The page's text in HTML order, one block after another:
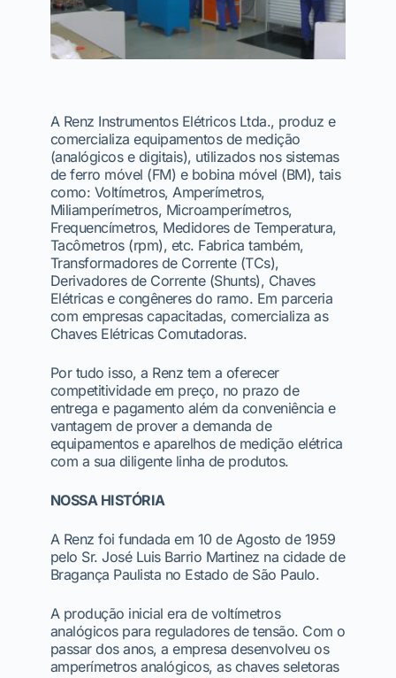
A Renz Instrumentos Elétricos Ltda., produz e
comercializa equipamentos de medição
(analógicos e digitais), utilizados nos sistemas
de ferro móvel (FM) e bobina móvel (BM), tais
como: Voltímetros, Amperímetros,
Miliamperímetros, Microamperímetros,
Frequencímetros, Medidores de Temperatura,
Tacômetros (rpm), etc. Fabrica também,
Transformadores de Corrente (TCs),
Derivadores de Corrente (Shunts), Chaves
Elétricas e congêneres do ramo. Em parceria
com empresas capacitadas, comercializa as
Chaves Elétricas Comutadoras.
Por tudo isso, a Renz tem a oferecer
competitividade em preço, no prazo de
entrega e pagamento além da conveniência e
vantagem de prover a demanda de
equipamentos e aparelhos de medição elétrica
com a sua diligente linha de produtos.
NOSSA HISTÓRIA
A Renz foi fundada em 10 de Agosto de 1959
pelo Sr. José Luis Barrio Martinez na cidade de
Bragança Paulista no Estado de São Paulo.
A produção inicial era de voltímetros
analógicos para reguladores de tensão. Com o
passar dos anos, a empresa desenvolveu os
amperímetros analógicos, as chaves seletoras